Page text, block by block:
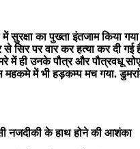
का पुख्ता इंतजाम किया
से सिर पर वार कर हत्या कर दी
ही उनके पौत्र और पौत्रवधू
महकमे में भी हड़कम्प मच गया.
नजदीकी के हाथ होने की आशंका